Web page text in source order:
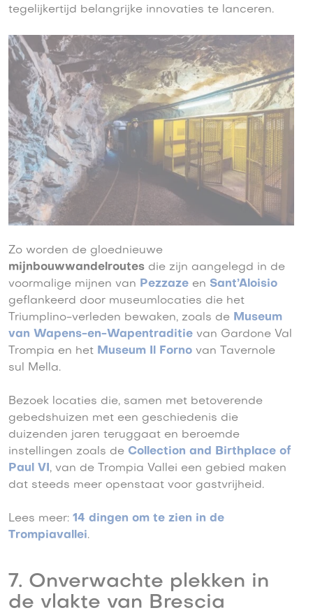
tegelijkertijd belangrijke innovaties te lanceren.
Zo worden de gloednieuwe
mijnbouwwandelroutes die zijn aangelegd in de
voormalige mijnen van Pezzaze en Sant’Aloisio
geflankeerd door museumlocaties die het
Triumplino-verleden bewaken, zoals de Museum
van Wapens-en-Wapentraditie van Gardone Val
Trompia en het Museum Il Forno van Tavernole
sul Mella.
Bezoek locaties die, samen met betoverende
gebedshuizen met een geschiedenis die
duizenden jaren teruggaat en beroemde
instellingen zoals de Collection and Birthplace of
Paul VI, van de Trompia Vallei een gebied maken
dat steeds meer openstaat voor gastvrijheid.
Lees meer: 14 dingen om te zien in de
Trompiavallei.
7. Onverwachte plekken in
de vlakte van Brescia